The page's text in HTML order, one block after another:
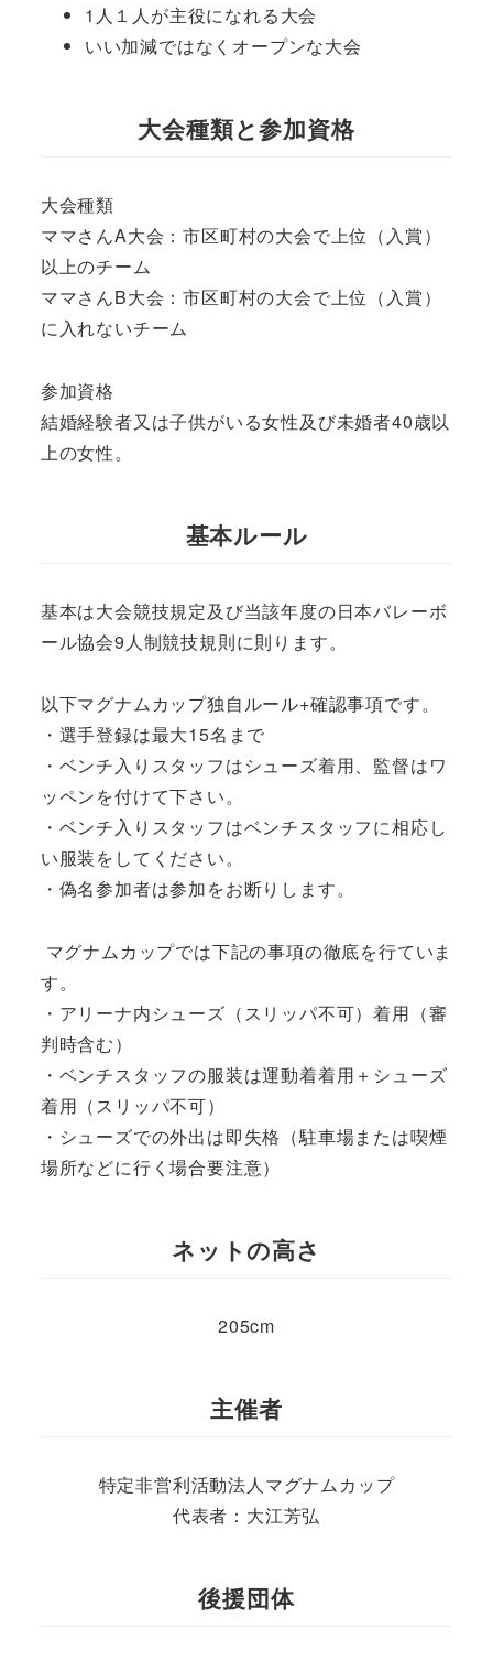
1人１人が主役になれる大会
いい加減ではなくオープンな大会
大会種類と参加資格
大会種類
ママさんA大会：市区町村の大会で上位（入賞）
以上のチーム
ママさんB大会：市区町村の大会で上位（入賞）
に入れないチーム
参加資格
結婚経験者又は子供がいる女性及び未婚者40歳以
上の女性。
基本ルール
基本は大会競技規定及び当該年度の日本バレーボ
ール協会9人制競技規則に則ります。
以下マグナムカップ独自ルール+確認事項です。
・選手登録は最大15名まで
・ベンチ入りスタッフはシューズ着用、監督はワ
ッペンを付けて下さい。
・ベンチ入りスタッフはベンチスタッフに相応し
い服装をしてください。
・偽名参加者は参加をお断りします。
マグナムカップでは下記の事項の徹底を行ていま
す。
・アリーナ内シューズ（スリッパ不可）着用（審
判時含む）
・ベンチスタッフの服装は運動着着用＋シューズ
着用（スリッパ不可）
・シューズでの外出は即失格（駐車場または喫煙
場所などに行く場合要注意）
ネットの高さ
205cm
主催者
特定非営利活動法人マグナムカップ
代表者：大江芳弘
後援団体